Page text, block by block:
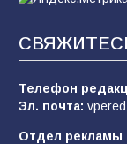
заявления
отчаяние, а
80
Телефон
Эл. почта:
Отдел рекламы